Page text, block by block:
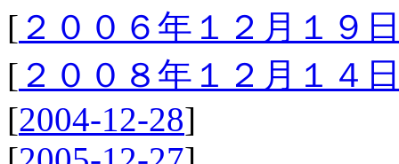
[ ２００６年１２月１９
[ ２００８年１２月１４
[2004-12-28]